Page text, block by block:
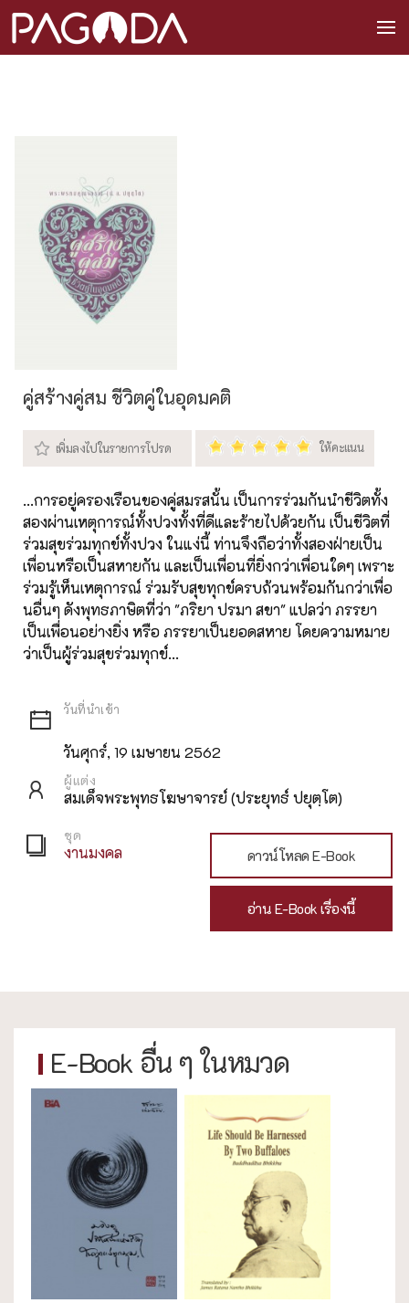
คู่สร้างคู่สม ชีวิตคู่ในอุดมคติ
...การอยู่ครองเรือนของคู่สมรสนั้น เป็นการร่วมกันนำชีวิตทั้ง
สองผ่านเหตุการณ์ทั้งปวงทั้งที่ดีและร้ายไปด้วยกัน เป็นชีวิตที่
ร่วมสุขร่วมทุกข์ทั้งปวง ในแง่นี้ ท่านจึงถือว่าทั้งสองฝ่ายเป็น
เพื่อนหรือเป็นสหายกัน และเป็นเพื่อนที่ยิ่งกว่าเพื่อนใดๆ เพราะ
ร่วมรู้เห็นเหตุการณ์ ร่วมรับสุขทุกข์ครบถ้วนพร้อมกันกว่าเพื่อ
นอื่นๆ ดังพุทธภาษิตที่ว่า "ภริยา ปรมา สขา" แปลว่า ภรรยา
เป็นเพื่อนอย่างยิ่ง หรือ ภรรยาเป็นยอดสหาย โดยความหมาย
ว่าเป็นผู้ร่วมสุขร่วมทุกข์...
วันศุกร์, 19 เมษายน 2562
ผู้แต่ง
สมเด็จพระพุทธโฆษาจารย์ (ประยุทธ์ ปยุตฺโต)
ชุด
งานมงคล ดาวน์โหลด E-Book
อ่าน E-Book เรื่องนี้
E-Book อื่น ๆ ในหมวด